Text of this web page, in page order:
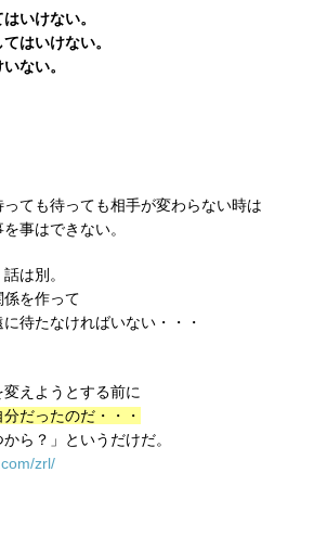
いけない。
はいけない。
ない。
ても待っても相手が変わらない時は
事はできない。
は別。
を作って
待たなければいない・・・
えようとする前に
だったのだ・・・
ら？」というだけだ。
zrl/